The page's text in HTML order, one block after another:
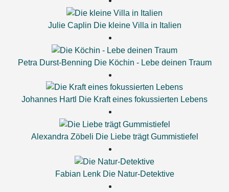
Julie Caplin Die kleine Villa in Italien
Petra Durst-Benning Die Köchin - Lebe deinen Traum
Johannes Hartl Die Kraft eines fokussierten Lebens
Alexandra Zöbeli Die Liebe trägt Gummistiefel
Fabian Lenk Die Natur-Detektive